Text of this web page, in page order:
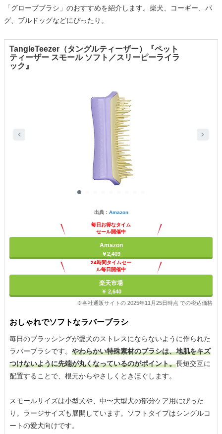
「グローブブラシ」のおすすめを紹介します。柴犬、コーギー、パ
グ、ブルドッグなどにぴったり。
TangleTeezer（タングルティーザー）『ペット
ティーザー スモール ソフト／スリーピーライラ
ック』
出典： Amazon
毎日お得なタイム
セール開催中
Amazon
￥2,409
24時間タイムセー
ル毎日開催中
楽天市場
￥ 2,640
※各社通販サイトの 2025年11月25日時点 での税込価格
おしゃれでソフトなラバーブラシ
毎日のブラッシングが愛犬のストレスにならないように作られた
ラバーブラシです。 やわらかい特殊素材のブラシは、地肌をキズ
つけないように先端が丸くなっているのがポイント。長短交互に
配置することで、根元からやさしくときほぐします。
スモールサイズは小型犬や、中〜大型犬の部分ケア用にぴった
り。ラージサイズも展開しています。ソフトタイプはシングルコ
ートの愛犬向けです。